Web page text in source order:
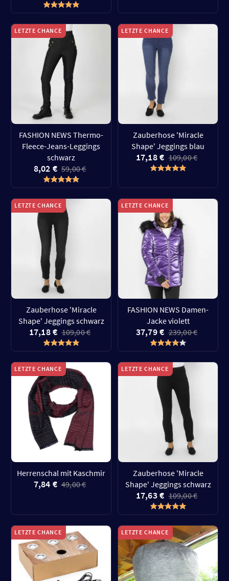
LETZTE CHANCE
FASHION NEWS Thermo-
Fleece-Jeans-Leggings
schwarz
8,02 € 59,00 €
LETZTE CHANCE
Zauberhose 'Miracle
Shape' Jeggings blau
17,18 € 109,00 €
LETZTE CHANCE
Zauberhose 'Miracle
Shape' Jeggings schwarz
17,18 € 109,00 €
LETZTE CHANCE
FASHION NEWS Damen-
Jacke violett
37,79 € 239,00 €
LETZTE CHANCE
Herrenschal mit Kaschmir
7,84 € 49,00 €
LETZTE CHANCE
Zauberhose 'Miracle
Shape' Jeggings schwarz
17,63 € 109,00 €
LETZTE CHANCE LETZTE CHANCE